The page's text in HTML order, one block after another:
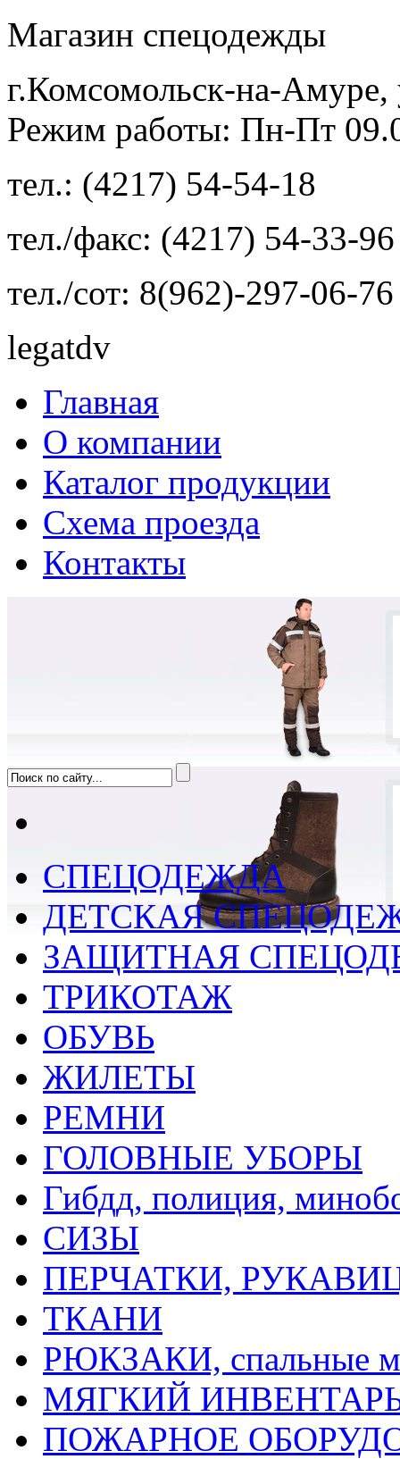
Магазин спецодежды
г.Комсомольск-на-
Режим работы: Пн-Пт
тел.: (4217) 54-54-18
тел./факс: (4217) 54-33-96
тел./сот: 8(962)-297-06-76
legatdv
Главная
О компании
Каталог продукции
Схема проезда
Контакты
СПЕЦОДЕЖДА
ДЕТСКАЯ
ЗАЩИТНАЯ
ТРИКОТАЖ
ОБУВЬ
ЖИЛЕТЫ
РЕМНИ
ГОЛОВНЫЕ УБОРЫ
Гибдд, полиция,
СИЗЫ
ПЕРЧАТКИ,
ТКАНИ
РЮКЗАКИ, спальные
МЯГКИЙ ИНВЕНТАРЬ,
ПОЖАРНОЕ